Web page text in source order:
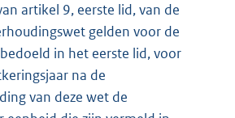
artikel 9, eerste lid, van de
gelden voor de
in het eerste lid, voor
na de
van deze wet de